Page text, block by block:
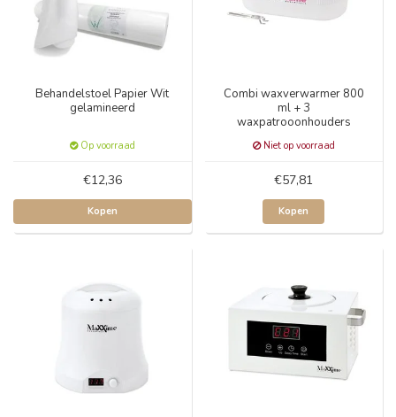
Behandelstoel Papier Wit
gelamineerd
Op voorraad
€12,36
Kopen
Combi waxverwarmer 800
ml + 3
waxpatrooonhouders
Niet op voorraad
€57,81
Kopen